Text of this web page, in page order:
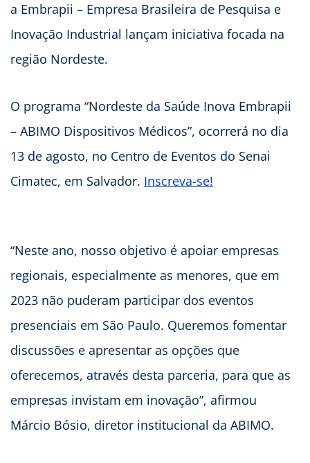
a Embrapii – Empresa Brasileira de Pesquisa e
Inovação Industrial lançam iniciativa focada na
região Nordeste.
O programa “Nordeste da Saúde Inova Embrapii
– ABIMO Dispositivos Médicos”, ocorrerá no dia
13 de agosto, no Centro de Eventos do Senai
Cimatec, em Salvador. Inscreva-se!
“Neste ano, nosso objetivo é apoiar empresas
regionais, especialmente as menores, que em
2023 não puderam participar dos eventos
presenciais em São Paulo. Queremos fomentar
discussões e apresentar as opções que
oferecemos, através desta parceria, para que as
empresas invistam em inovação”, afirmou
Márcio Bósio, diretor institucional da ABIMO.